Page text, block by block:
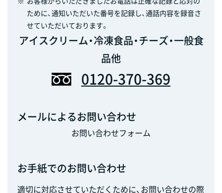
ために、通知いただいた番号を記録し、通話内容を録音さ
せていただいております。
アイスクリーム・冷凍食品・チーズ・一般食
品他
0120-370-369
メールによるお問い合わせ
お問い合わせフォーム
お手紙でのお問い合わせ
適切に対応させていただくために、お問い合わせの際